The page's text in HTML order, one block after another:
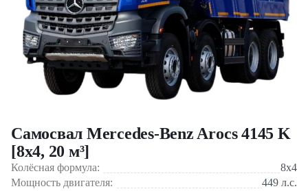
Самосвал Mercedes-Benz Arocs 4145 K
[8x4, 20 м³]
Колёсная формула:
8x4
Мощность двигателя:
449 л.с.